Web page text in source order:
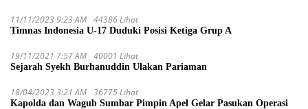
11/11/2023 9:23 AM 44386 Lihat
Timnas Indonesia U-17 Duduki Posisi Ketiga Grup A
19/11/2021 7:57 AM 40001 Lihat
Sejarah Syekh Burhanuddin Ulakan Pariaman
18/04/2023 3:21 AM 36775 Lihat
Kapolda dan Wagub Sumbar Pimpin Apel Gelar Pasukan Operasi